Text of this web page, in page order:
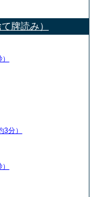
牌読み）
3分）